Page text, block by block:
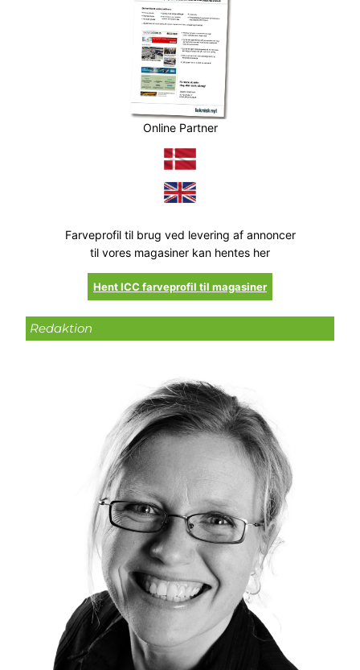
Online Partner
Farveprofil til brug ved levering af annoncer
til vores magasiner kan hentes her
Hent ICC farveprofil til magasiner
Redaktion